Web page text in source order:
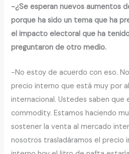
-¿Se esperan nuevos aumentos
porque ha sido un tema que ha
el impacto electoral que ha
preguntaron de otro medio.
-No estoy de acuerdo con eso.
precio interno que está muy por
internacional. Ustedes saben que
commodity. Estamos haciendo
sostener la venta al mercado
nosotros trasladáramos el precio